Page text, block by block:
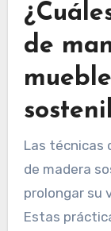
de
Las técnicas
de madera
prolongar su
Estas